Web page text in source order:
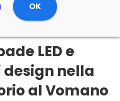
Teramo
LED e
nella
al Vomano
OK